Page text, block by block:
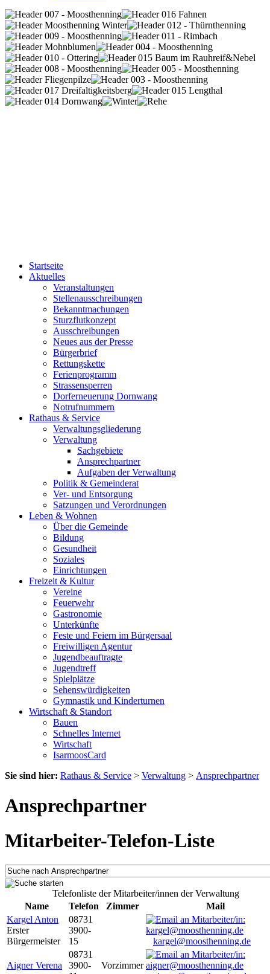
Startseite
Aktuelles
Veranstaltungen
Stellenausschreibungen
Bekanntmachungen
Sturzflutkonzept
Ausschreibungen
Neues aus der Presse
Bürgerbrief
Rettungskette
Ferienprogramm
Strassensperren
Dorferneuerung Dornwang
Notrufnummern
Rathaus & Service
Verwaltungsgliederung
Verwaltung
Sachgebiete
Ansprechpartner
Aufgaben der Verwaltung
Politik & Gemeinderat
Ver- und Entsorgung
Satzungen und Verordnungen
Leben & Wohnen
Über die Gemeinde
Bildung
Gesundheit
Soziales
Einrichtungen
Freizeit & Kultur
Vereine
Feuerwehr
Gastronomie
Unterkünfte
Feste und Feiern im Bürgersaal
Freiwilligen Agentur
Jugendbeauftragte
Jugendtreff
Spielplätze
Sehenswürdigkeiten
Gymnastik und Kinderturnen
Wirtschaft & Standort
Bauen
Schnelles Internet
Wirtschaft
IsarmoosCard
Sie sind hier: Rathaus & Service > Verwaltung > Ansprechpartner
Ansprechpartner
Mitarbeiter-Telefon-Liste
Telefonliste der Mitarbeiter/innen der Verwaltung
Name
Telefon Zimmer
Mail
Kargel Anton
Erster
Bürgermeister
08731
3900-
15
kargel@moosthenning.de
Aigner Verena
08731
3900-
Vorzimmer